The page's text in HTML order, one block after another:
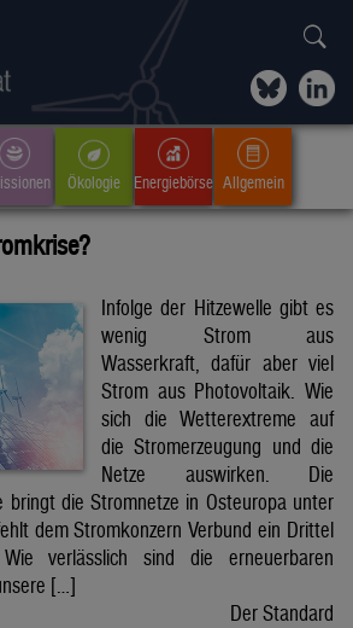
Ökologie Energiebörse Allgemein
Infolge der Hitzewelle gibt es
wenig Strom aus
Wasserkraft, dafür aber viel
Strom aus Photovoltaik. Wie
sich die Wetterextreme auf
die Stromerzeugung und die
Netze auswirken. Die
bringt die Stromnetze in Osteuropa unter
dem Stromkonzern Verbund ein Drittel
verlässlich sind die erneuerbaren
[…]
Der Standard